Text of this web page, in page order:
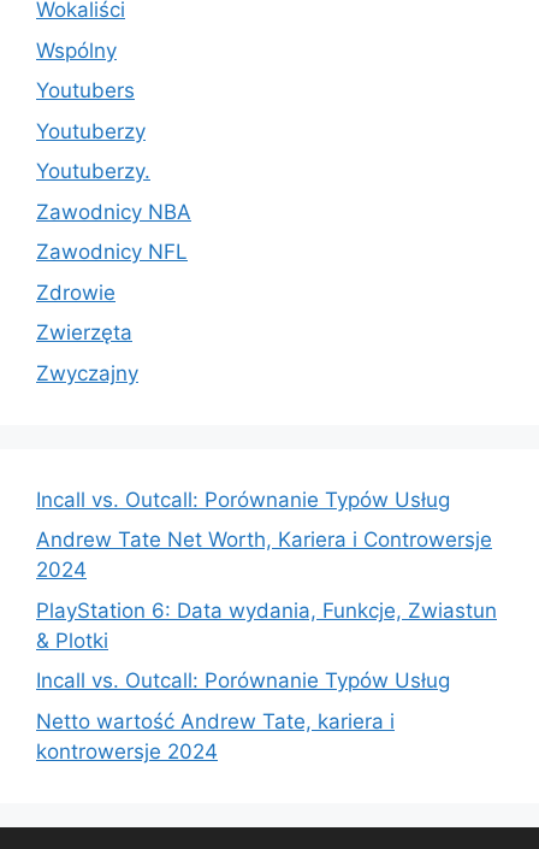
Wokaliści
Wspólny
Youtubers
Youtuberzy
Youtuberzy.
Zawodnicy NBA
Zawodnicy NFL
Zdrowie
Zwierzęta
Zwyczajny
Incall vs. Outcall: Porównanie Typów Usług
Andrew Tate Net Worth, Kariera i Controwersje
2024
PlayStation 6: Data wydania, Funkcje, Zwiastun
& Plotki
Incall vs. Outcall: Porównanie Typów Usług
Netto wartość Andrew Tate, kariera i
kontrowersje 2024